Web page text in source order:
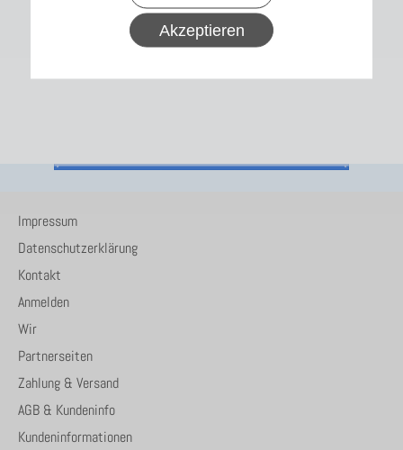
Akzeptieren
Impressum
Datenschutzerklärung
Kontakt
Anmelden
Wir
Partnerseiten
Zahlung & Versand
AGB & Kundeninfo
Kundeninformationen